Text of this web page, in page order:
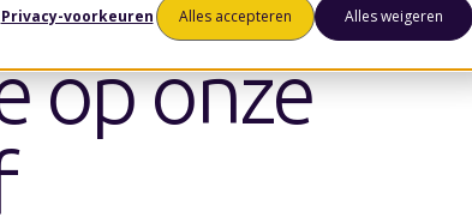
Privacy-voorkeuren
Alles accepteren Alles weigeren
op onze